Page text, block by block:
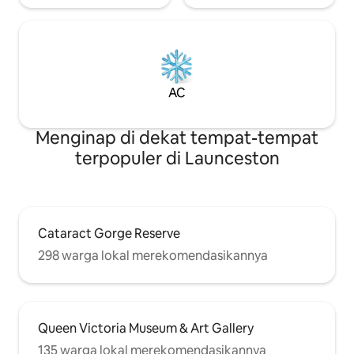
AC
Menginap di dekat tempat-tempat
terpopuler di Launceston
Cataract Gorge Reserve
298 warga lokal merekomendasikannya
Queen Victoria Museum & Art Gallery
135 warga lokal merekomendasikannya